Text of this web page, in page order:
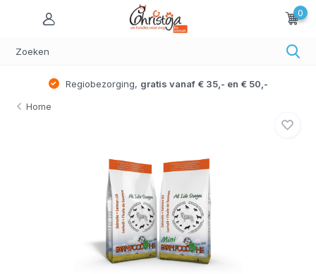
0
Regiobezorging, gratis vanaf € 35,- en € 50,-
Home